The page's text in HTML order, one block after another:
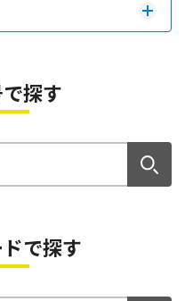
探す
で探す